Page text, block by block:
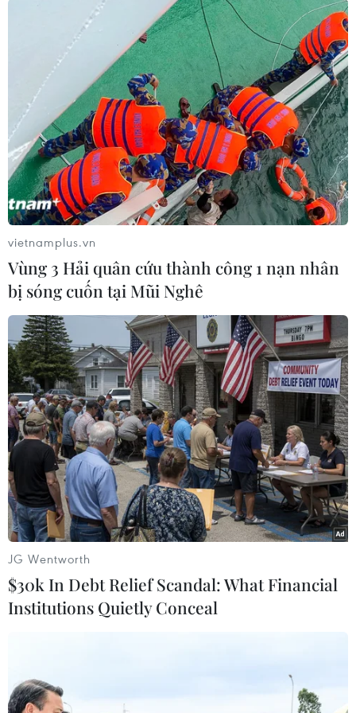
Theo kế hoạch, đoàn quân huấn luyện viên
Park Hang-seo có hai đợt tập trung để chuẩn bị
cho giải đấu quan trọng lần lượt vào 30/8-6/9 và
30/9-14/10.
Lời đề nghị từ phía Iraq là tin vui với đội tuyển
Việt Nam khi cũng rất cần đối thủ chất lượng thi
đấu giao hữu nhằm chuẩn bị cho vòng loại
World Cup 2022./.
#Tuyển Việt Nam
#vòng loại World Cup 2022
#COVID-19
vietnamplus.vn
Vùng 3 Hải quân cứu thành công 1 nạn nhân
bị sóng cuốn tại Mũi Nghê
JG Wentworth
$30k In Debt Relief Scandal: What Financial
Institutions Quietly Conceal